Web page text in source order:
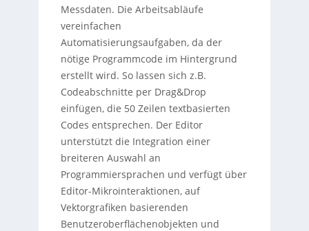
Messdaten. Die Arbeitsabläufe
vereinfachen
Automatisierungsaufgaben, da der
nötige Programmcode im Hintergrund
erstellt wird. So lassen sich z.B.
Codeabschnitte per Drag&Drop
einfügen, die 50 Zeilen textbasierten
Codes entsprechen. Der Editor
unterstützt die Integration einer
breiteren Auswahl an
Programmiersprachen und verfügt über
Editor-Mikrointeraktionen, auf
Vektorgrafiken basierenden
Benutzeroberflächenobjekten und